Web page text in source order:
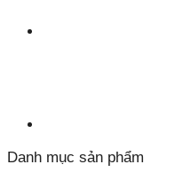
Danh mục sản phẩm